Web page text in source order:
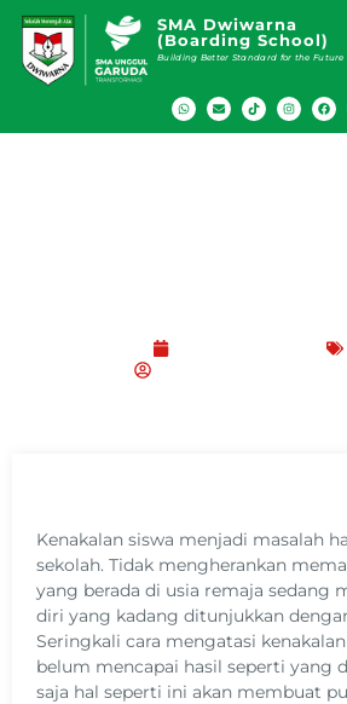
SMA Dwiwarna
(Boarding School)
Building Better Standard for the Future
Kenakalan siswa menjadi masalah
sekolah. Tidak mengherankan
yang berada di usia remaja sedang
diri yang kadang ditunjukkan
Seringkali cara mengatasi
belum mencapai hasil seperti yang
saja hal seperti ini akan membuat